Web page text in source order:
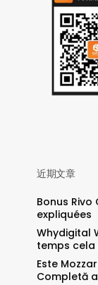
近期文章
Bonus Rivo
expliquées
Whydigital
temps
Este
Completă